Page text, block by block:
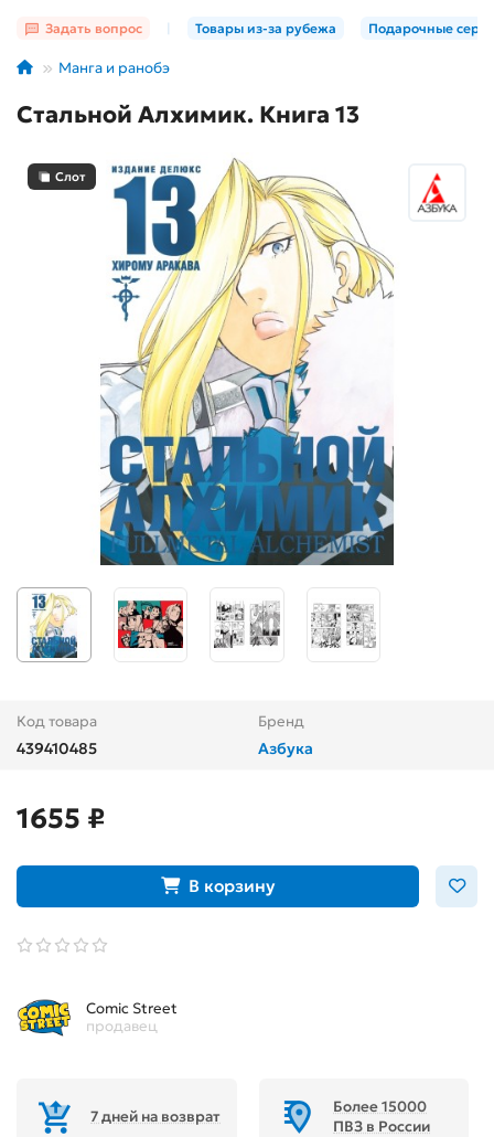
Задать вопрос Товары из-за рубежа Подарочные
Манга и ранобэ
Стальной Алхимик. Книга 13
Слот
Код товара
439410485
Бренд
Азбука
1655 ₽
В корзину
Comic Street
продавец
7 дней на возврат
Более 15000
ПВЗ в России